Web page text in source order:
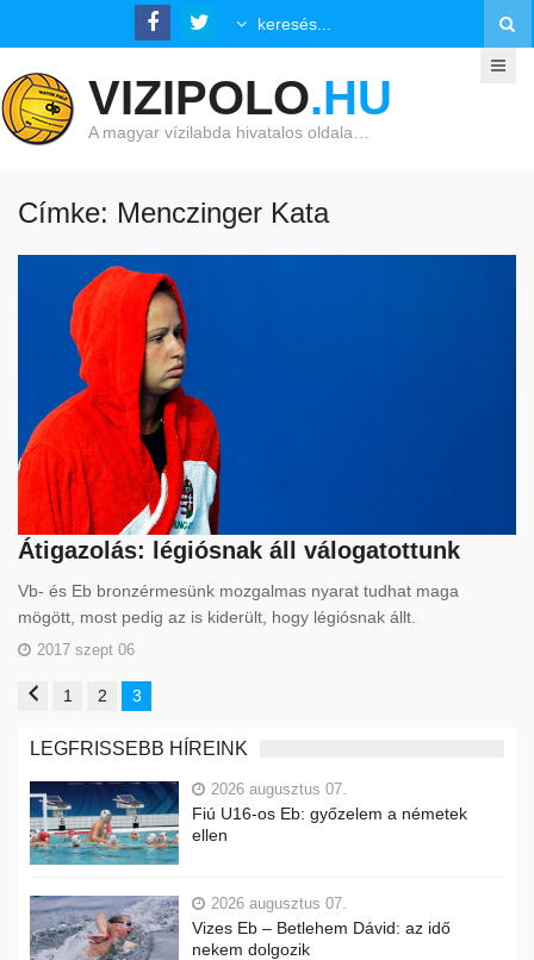
VIZIPOLO.HU
A magyar vízilabda hivatalos oldala…
Címke: Menczinger Kata
Átigazolás: légiósnak áll válogatottunk
Vb- és Eb bronzérmesünk mozgalmas nyarat tudhat maga
mögött, most pedig az is kiderült, hogy légiósnak állt.
2017 szept 06
1 2 3
LEGFRISSEBB HÍREINK
2026 augusztus 07.
Fiú U16-os Eb: győzelem a németek
ellen
2026 augusztus 07.
Vizes Eb – Betlehem Dávid: az idő
nekem dolgozik